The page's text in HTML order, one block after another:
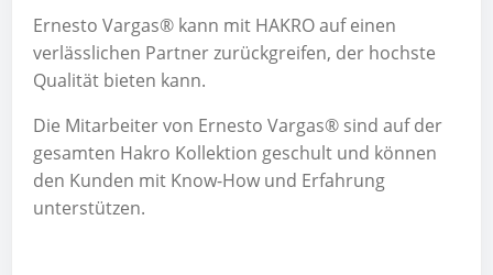
Ernesto Vargas® kann mit HAKRO auf einen
verlässlichen Partner zurückgreifen, der hochste
Qualität bieten kann.
Die Mitarbeiter von Ernesto Vargas® sind auf der
gesamten Hakro Kollektion geschult und können
den Kunden mit Know-How und Erfahrung
unterstützen.